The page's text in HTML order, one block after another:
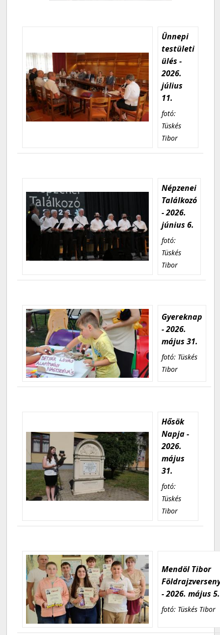
Ünnepi
testületi
ülés -
2026.
július
11.
fotó:
Tüskés
Tibor
Népzenei
Találkozó
- 2026.
június 6.
fotó:
Tüskés
Tibor
Gyereknap
- 2026.
május 31.
fotó: Tüskés
Tibor
Hősök
Napja -
2026.
május
31.
fotó:
Tüskés
Tibor
Mendöl Tibor
- 2026. május 5.
fotó: Tüskés Tibor